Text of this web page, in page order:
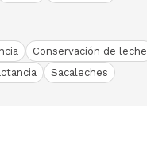
Conservación de leche
Sacaleches